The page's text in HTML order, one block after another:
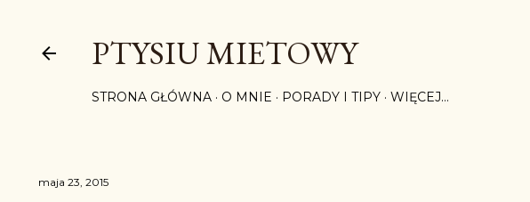
PTYSIU MIETOWY
STRONA GŁÓWNA O MNIE PORADY I TIPY WIĘCEJ…
maja 23, 2015